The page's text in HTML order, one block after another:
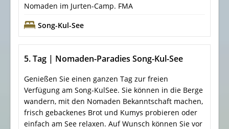
Nomaden im Jurten-Camp. FMA
Song-Kul-See
5. Tag | Nomaden-Paradies Song-Kul-See
Genießen Sie einen ganzen Tag zur freien
Verfügung am Song-KulSee. Sie können in die Berge
wandern, mit den Nomaden Bekanntschaft machen,
frisch gebackenes Brot und Kumys probieren oder
einfach am See relaxen. Auf Wunsch können Sie vor